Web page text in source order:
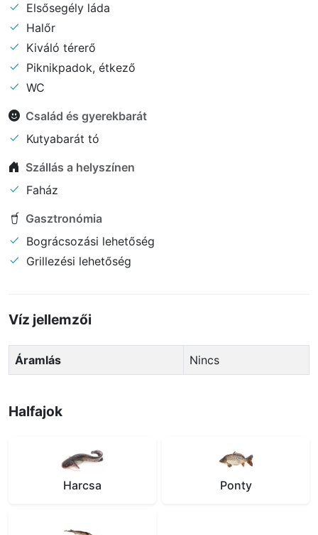
Elsősegély láda
Halőr
Kiváló térerő
Piknikpadok, étkező
WC
Család és gyerekbarát
Kutyabarát tó
Szállás a helyszínen
Faház
Gasztronómia
Bográcsozási lehetőség
Grillezési lehetőség
Víz jellemzői
Áramlás Nincs
Halfajok
Harcsa Ponty